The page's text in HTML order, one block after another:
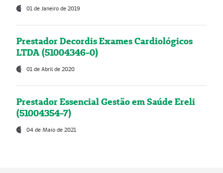
01 de Janeiro de 2019
Prestador Decordis Exames Cardiológicos
LTDA (51004346-0)
01 de Abril de 2020
Prestador Essencial Gestão em Saúde Ereli
(51004354-7)
04 de Maio de 2021